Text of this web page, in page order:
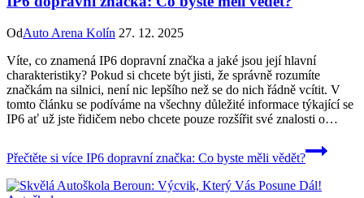
OdAuto Arena Kolín 27. 12. 2025
Víte, co znamená IP6 dopravní značka a jaké jsou její hlavní
charakteristiky? Pokud si chcete být jisti, že správně rozumíte
značkám na silnici, není nic lepšího než se do nich řádně vcítit. V
tomto článku se podíváme na všechny důležité informace týkající se
IP6 ať už jste řidičem nebo chcete pouze rozšířit své znalosti o…
Přečtěte si více IP6 dopravní značka: Co byste měli vědět?